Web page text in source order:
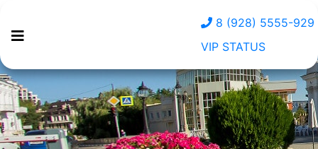
8 (928) 5555-929
VIP STATUS